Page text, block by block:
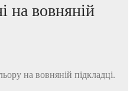
на вовняній
на вовняній підкладці.